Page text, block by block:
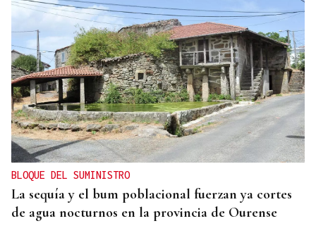
VIOLENCIA MACHISTA
Prisión sin fianza para el hombre que asesinó a su
mujer en un centro comercial de Murcia
BLOQUE DEL SUMINISTRO
La sequía y el bum poblacional fuerzan ya cortes
de agua nocturnos en la provincia de Ourense